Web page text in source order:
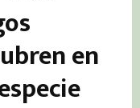
en